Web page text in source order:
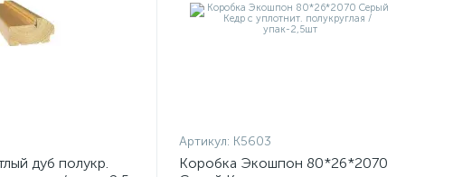
дуб полукр.
Артикул: К5603
Коробка Экошпон 80*26*2070